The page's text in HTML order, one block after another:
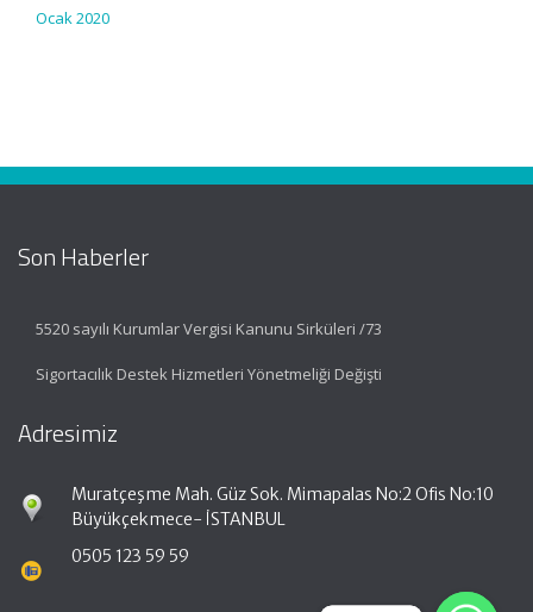
Ocak 2020
Son Haberler
5520 sayılı Kurumlar Vergisi Kanunu Sirküleri /73
Sigortacılık Destek Hizmetleri Yönetmeliği Değişti
Adresimiz
Muratçeşme Mah. Güz Sok. Mimapalas No:2 Ofis No:10
Büyükçekmece- İSTANBUL
0505 123 59 59